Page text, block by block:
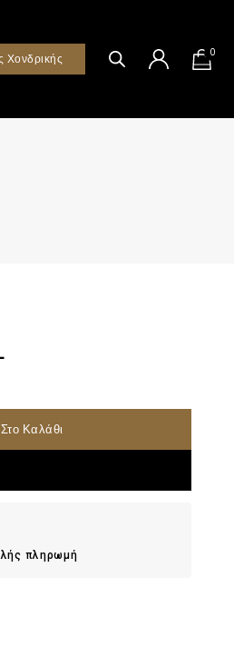
Χονδρικής 0
Καλάθι
πληρωμή